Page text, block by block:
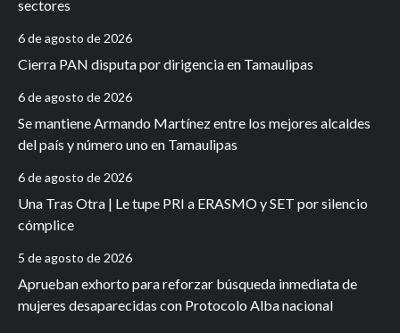
sectores
6 de agosto de 2026
Cierra PAN disputa por dirigencia en Tamaulipas
6 de agosto de 2026
Se mantiene Armando Martínez entre los mejores alcaldes
del país y número uno en Tamaulipas
6 de agosto de 2026
Una Tras Otra | Le tupe PRI a ERASMO y SET por silencio
cómplice
5 de agosto de 2026
Aprueban exhorto para reforzar búsqueda inmediata de
mujeres desaparecidas con Protocolo Alba nacional